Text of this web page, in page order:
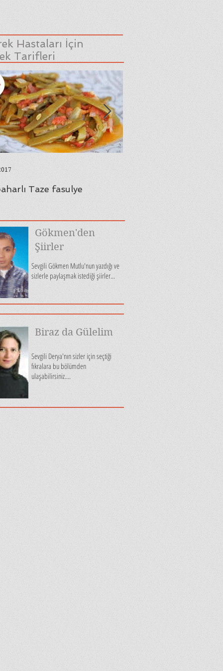
Hastaları İçin
Tarifleri
Taze fasulye
Gökmen'den
Şiirler
Sevgili Gökmen Mutlu'nun yazdığı ve
sizlerle paylaşmak istediği şiirler...
Biraz da Gülelim
Sevgili Derya'nın sizler için seçtiği
fıkralara bu bölümden
ulaşabilirsiniz....